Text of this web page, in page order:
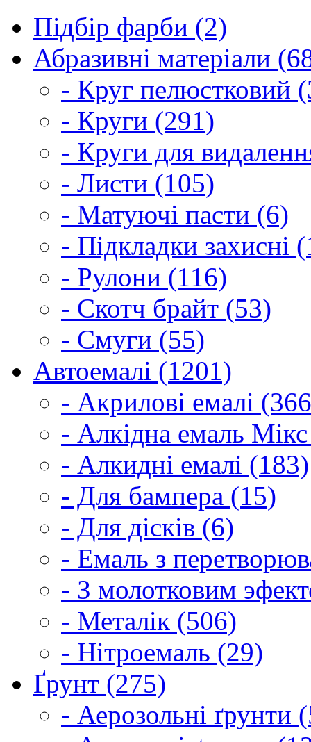
Підбір фарби (2)
Абразивні матеріали
- Круг пелюстковий
- Круги (291)
- Круги для
- Листи (105)
- Матуючі пасти (6)
- Підкладки захисні
- Рулони (116)
- Скотч брайт (53)
- Смуги (55)
Автоемалі (1201)
- Акрилові емалі
- Алкідна емаль
- Алкидні емалі (183)
- Для бампера (15)
- Для дісків (6)
- Емаль з
- З молотковим
- Металік (506)
- Нітроемаль (29)
Ґрунт (275)
- Аерозольні ґрунти